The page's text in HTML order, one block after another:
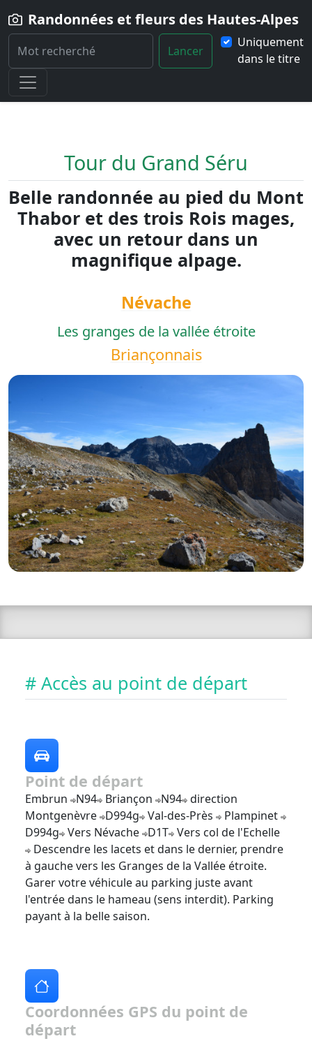
Randonnées et fleurs des Hautes-Alpes
Lancer
Uniquement
dans le titre
Home
Randonnée Tour-du-Grand-Seru
Tour du Grand Séru
Belle randonnée au pied du Mont
Thabor et des trois Rois mages,
avec un retour dans un
magnifique alpage.
Névache
Les granges de la vallée étroite
Briançonnais
# Accès au point de départ
Point de départ
Embrun N94 Briançon N94 direction
Montgenèvre D994g Val-des-Près
Plampinet
D994g Vers Névache D1T Vers col de l'Echelle
Descendre les lacets et dans le dernier, prendre
à gauche vers les Granges de la Vallée étroite.
Garer votre véhicule au parking juste avant
l'entrée dans le hameau (sens interdit). Parking
payant à la belle saison.
Coordonnées GPS du point de
départ